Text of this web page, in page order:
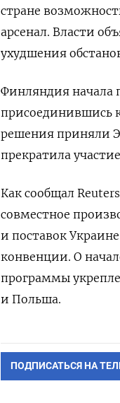
стране
арсенал. Власти
ухудшения
Финляндия начала
присоединившись
решения приняли
прекратила
Как сообщал
совместное
и поставок
конвенции. О
программы
и Польша.
ПОДПИСАТЬСЯ НА